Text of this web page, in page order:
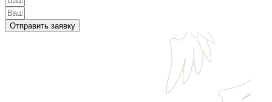
Отправить заявку